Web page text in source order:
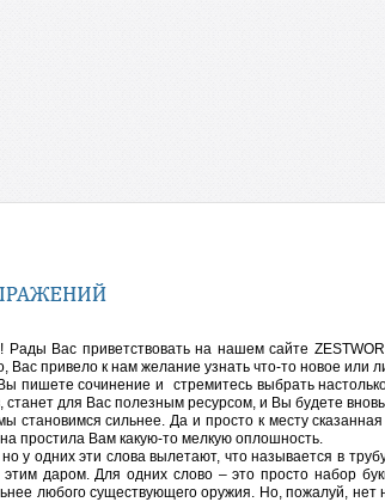
Рады Вас приветствовать на нашем сайте
Вас привело к нам желание узнать что-то новое
пишете сочинение и стремитесь выбрать
для Вас полезным ресурсом, и Вы будете
становимся сильнее. Да и просто к месту
простила Вам какую-то мелкую оплошность.
у одних эти слова вылетают, что называется в
даром. Для одних слово – это просто набор
любого существующего оружия. Но, пожалуй,